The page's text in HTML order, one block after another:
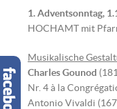
1. Adventsonntag,
HOCHAMT mit
Musikalische
Charles Gounod
Nr. 4 à la
Antonio Vivaldi